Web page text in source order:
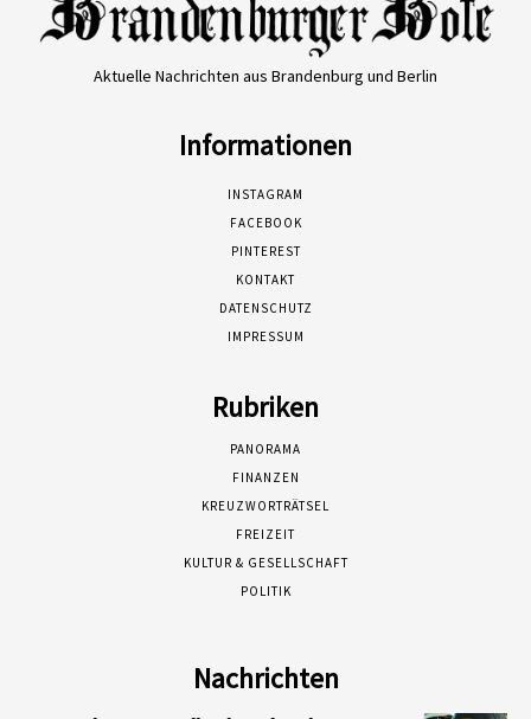
Aktuelle Nachrichten aus Brandenburg und Berlin
Informationen
INSTAGRAM
FACEBOOK
PINTEREST
KONTAKT
DATENSCHUTZ
IMPRESSUM
Rubriken
PANORAMA
FINANZEN
KREUZWORTRÄTSEL
FREIZEIT
KULTUR & GESELLSCHAFT
POLITIK
Nachrichten